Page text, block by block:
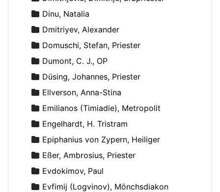
Dinu, Natalia
Dmitriyev, Alexander
Domuschi, Stefan, Priester
Dumont, C. J., OP
Düsing, Johannes, Priester
Ellverson, Anna-Stina
Emilianos (Timiadie), Metropolit
Engelhardt, H. Tristram
Epiphanius von Zypern, Heiliger
Eßer, Ambrosius, Priester
Evdokimov, Paul
Evfimij (Logvinov), Mönchsdiakon